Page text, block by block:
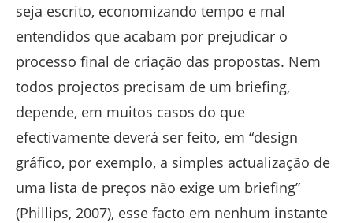
seja escrito, economizando tempo e mal
entendidos que acabam por prejudicar o
processo final de criação das propostas. Nem
todos projectos precisam de um briefing,
depende, em muitos casos do que
efectivamente deverá ser feito, em “design
gráfico, por exemplo, a simples actualização de
uma lista de preços não exige um briefing”
(Phillips, 2007), esse facto em nenhum instante